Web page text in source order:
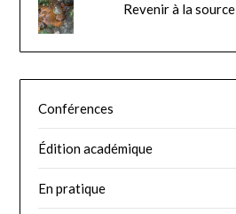
Revenir à la source
Conférences
Édition académique
En pratique